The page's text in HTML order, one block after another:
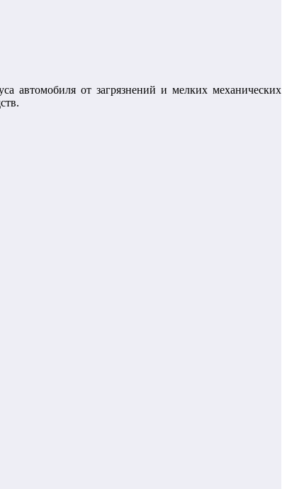
автомобиля от загрязнений и мелких механических